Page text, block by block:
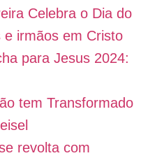
Celebra o Dia do
irmãos em Cristo
para Jesus 2024:
tem Transformado
revolta com